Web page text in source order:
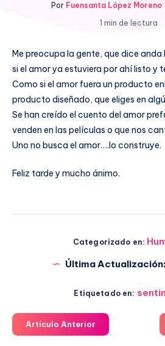
Por Fuensanta López Moreno
1 min de lectura
Me preocupa la gente, que dice
si el amor ya estuviera por ahí listo y
Como si el amor fuera un producto
producto diseñado, que eliges en
Se han creído el cuento del amor
venden en las películas o que nos
Uno no busca el amor….lo construye.
Feliz tarde y mucho ánimo.
Categorizado en:
Última Actualización:
Etiquetado en:
Artículo Anterior